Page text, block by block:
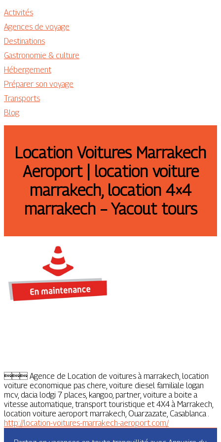
Activités
Agences de voyage
Destinations
Gastronomie & culture
Hébergement
Préparer son voyage
Transports
Blog
Location Voitures Marrakech
Aeroport | location voiture
marrakech, location 4×4
marrakech – Yacout tours
 Agence de Location de voitures à marrakech, location
voiture economique pas chere, voiture diesel familiale logan
mcv, dacia lodgi 7 places, kangoo, partner, voiture a boite a
vitesse automatique, transport touristique et 4X4 à Marrakech,
location voiture aeroport marrakech, Ouarzazate, Casablanca .
http://location-voitures-marrakech-aeroport.com/